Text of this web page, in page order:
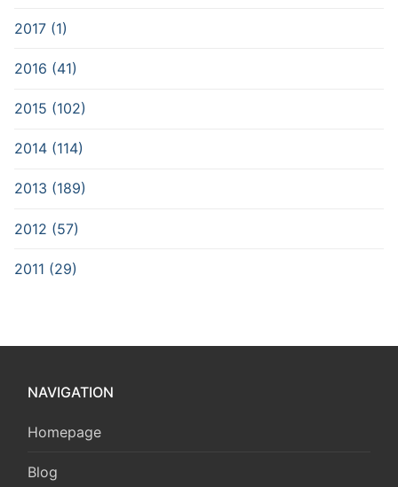
2017 (1)
2016 (41)
2015 (102)
2014 (114)
2013 (189)
2012 (57)
2011 (29)
NAVIGATION
Homepage
Blog